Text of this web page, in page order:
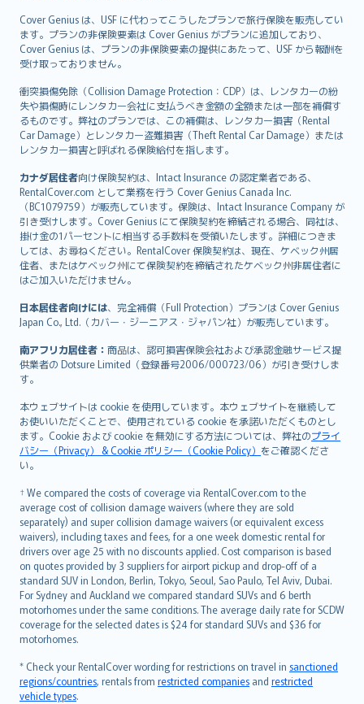
Cover Genius は、USF に代わってこうしたプランで旅行保険を販売してい
ます。プランの非保険要素は Cover Genius がプランに追加しており、
Cover Genius は、プランの非保険要素の提供にあたって、USF から報酬を
受け取っておりません。
衝突損傷免除（Collision Damage Protection：CDP）は、レンタカーの紛
失や損傷時にレンタカー会社に支払うべき金額の全額または一部を補償す
るものです。弊社のプランでは、この補償は、レンタカー損害（Rental
Car Damage）とレンタカー盗難損害（Theft Rental Car Damage）または
レンタカー損害と呼ばれる保険給付を指します。
カナダ居住者向け保険契約は、Intact Insurance の認定業者である、
RentalCover.com として業務を行う Cover Genius Canada Inc.
（BC1079759）が販売しています。保険は、Intact Insurance Company が
引き受けします。Cover Genius にて保険契約を締結される場合、同社は、
掛け金の1パーセントに相当する手数料を受領いたします。詳細につきま
しては、お尋ねください。RentalCover 保険契約は、現在、ケベック州居
住者、またはケベック州にて保険契約を締結されたケベック州非居住者に
はご加入いただけません。
日本居住者向けには、完全補償（Full Protection）プランは Cover Genius
Japan Co., Ltd.（カバー・ジーニアス・ジャパン社）が販売しています。
南アフリカ居住者： 商品は、認可損害保険会社および承認金融サービス提
供業者の Dotsure Limited（登録番号2006/000723/06）が引き受けしま
す。
本ウェブサイトは cookie を使用しています。本ウェブサイトを継続して
お使いいただくことで、使用されている cookie を承諾いただくものとし
ます。Cookie および cookie を無効にする方法については、弊社のプライ
バシー（Privacy） & Cookie ポリシー（Cookie Policy） をご確認くださ
い。
† We compared the costs of coverage via RentalCover.com to the
average cost of collision damage waivers (where they are sold
separately) and super collision damage waivers (or equivalent excess
waivers), including taxes and fees, for a one week domestic rental for
drivers over age 25 with no discounts applied. Cost comparison is based
on quotes provided by 3 suppliers for airport pickup and drop-off of a
standard SUV in London, Berlin, Tokyo, Seoul, Sao Paulo, Tel Aviv, Dubai.
For Sydney and Auckland we compared standard SUVs and 6 berth
motorhomes under the same conditions. The average daily rate for SCDW
coverage for the selected dates is $24 for standard SUVs and $36 for
motorhomes.
* Check your RentalCover wording for restrictions on travel in sanctioned
regions/countries, rentals from restricted companies and restricted
vehicle types.